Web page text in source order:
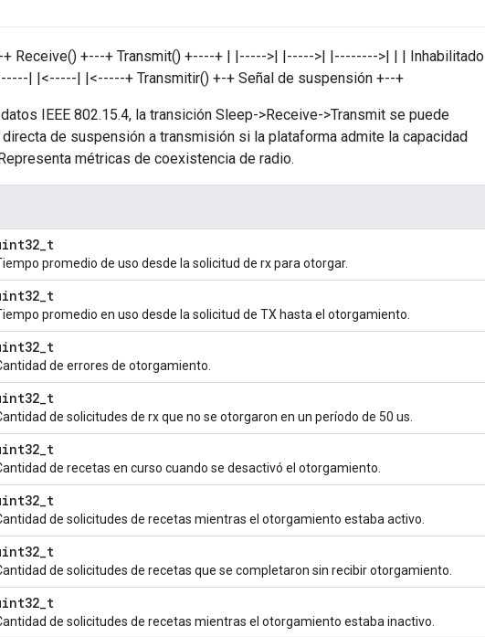
+ Receive() +---+ Transmit() +----+ | |----->| |----->| |-------->| | | Inhabilitado
| |<-----| |<-----+ Transmitir() +-+ Señal de suspensión +--+
IEEE 802.15.4, la transición Sleep->Receive->Transmit se puede
directa de suspensión a transmisión si la plataforma admite la capacidad
métricas de coexistencia de radio.
promedio de uso desde la solicitud de rx para otorgar.
promedio en uso desde la solicitud de TX hasta el otorgamiento.
de errores de otorgamiento.
de solicitudes de rx que no se otorgaron en un período de 50 us.
de recetas en curso cuando se desactivó el otorgamiento.
de solicitudes de recetas mientras el otorgamiento estaba activo.
de solicitudes de recetas que se completaron sin recibir otorgamiento.
de solicitudes de recetas mientras el otorgamiento estaba inactivo.